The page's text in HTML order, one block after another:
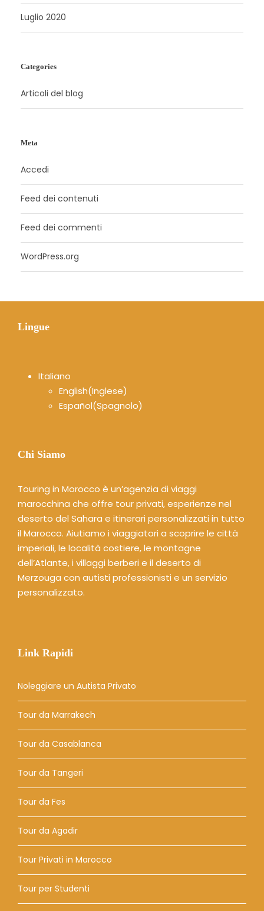
Luglio 2020
Categories
Articoli del blog
Meta
Accedi
Feed dei contenuti
Feed dei commenti
WordPress.org
Lingue
Italiano
English(Inglese)
Español(Spagnolo)
Chi Siamo
Touring in Morocco è un’agenzia di viaggi
marocchina che offre tour privati, esperienze nel
deserto del Sahara e itinerari personalizzati in tutto
il Marocco. Aiutiamo i viaggiatori a scoprire le città
imperiali, le località costiere, le montagne
dell’Atlante, i villaggi berberi e il deserto di
Merzouga con autisti professionisti e un servizio
personalizzato.
Link Rapidi
Noleggiare un Autista Privato
Tour da Marrakech
Tour da Casablanca
Tour da Tangeri
Tour da Fes
Tour da Agadir
Tour Privati ​​in Marocco
Tour per Studenti